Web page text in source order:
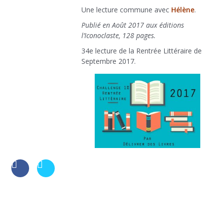
Une lecture commune avec Hélène.
Publié en Août 2017 aux éditions
l’Iconoclaste, 128 pages.
34e lecture de la Rentrée Littéraire de
Septembre 2017.